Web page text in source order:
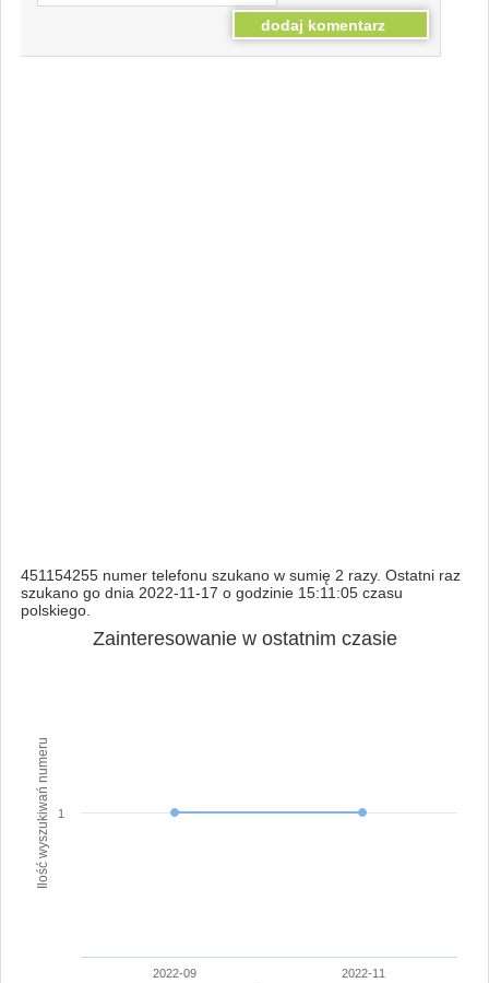
451154255 numer telefonu szukano w sumię 2 razy. Ostatni raz
szukano go dnia 2022-11-17 o godzinie 15:11:05 czasu
polskiego.
Ilość wyszukiwań numeru
Zainteresowanie w ostatnim czasie
2022-09 2022-11
1